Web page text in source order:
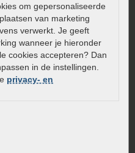
om gepersonaliseerde
van marketing
verwerkt. Je geeft
wanneer je hieronder
cookies accepteren? Dan
in de instellingen.
privacy- en